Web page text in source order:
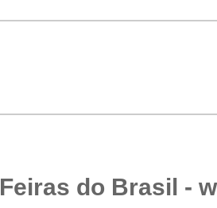
Feiras do Brasil -